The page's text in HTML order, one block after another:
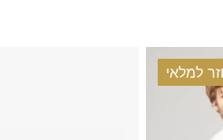
למלאי